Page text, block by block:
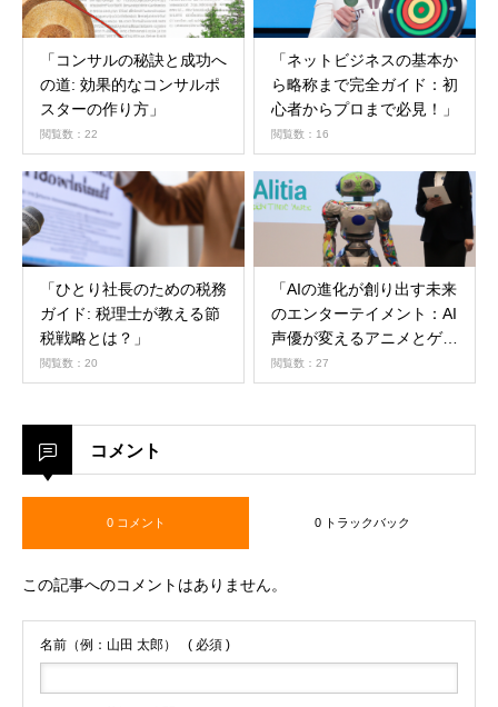
「コンサルの秘訣と成功へ
の道: 効果的なコンサルポ
スターの作り方」
閲覧数：22
「ネットビジネスの基本か
ら略称まで完全ガイド：初
心者からプロまで必見！」
閲覧数：16
「ひとり社長のための税務
ガイド: 税理士が教える節
税戦略とは？」
閲覧数：20
「AIの進化が創り出す未来
のエンターテイメント：AI
声優が変えるアニメとゲー
ムの世界」
閲覧数：27
コメント
0 コメント 0 トラックバック
この記事へのコメントはありません。
名前（例：山田 太郎） ( 必須 )